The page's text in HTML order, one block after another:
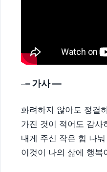
–– 가사 —
화려하지 않아도 정결
가진 것이 적어도 감사
내게 주신 작은 힘 나
이것이 나의 삶에 행복